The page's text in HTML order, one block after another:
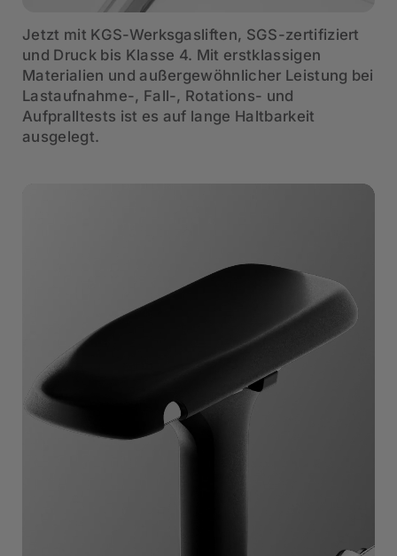
Jetzt mit KGS-Werksgasliften, SGS-zertifiziert
und Druck bis Klasse 4. Mit erstklassigen
Materialien und außergewöhnlicher Leistung bei
Lastaufnahme-, Fall-, Rotations- und
Aufpralltests ist es auf lange Haltbarkeit
ausgelegt.